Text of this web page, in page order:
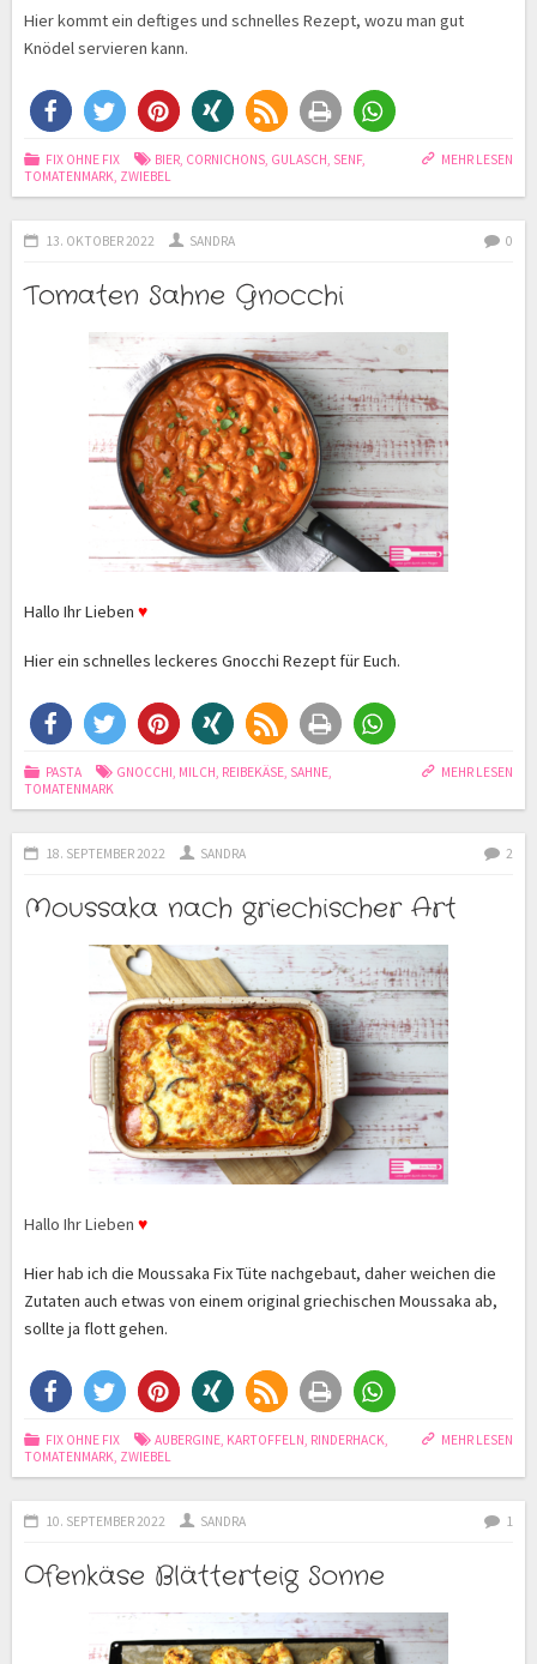
Hier kommt ein deftiges und schnelles Rezept, wozu man gut
Knödel servieren kann.
MEHR LESEN
FIX OHNE FIX BIER, CORNICHONS, GULASCH, SENF,
TOMATENMARK, ZWIEBEL
13. OKTOBER 2022 SANDRA 0
Tomaten Sahne Gnocchi
Hallo Ihr Lieben ♥
Hier ein schnelles leckeres Gnocchi Rezept für Euch.
MEHR LESEN
PASTA GNOCCHI, MILCH, REIBEKÄSE, SAHNE,
TOMATENMARK
18. SEPTEMBER 2022 SANDRA 2
Moussaka nach griechischer Art
Hallo Ihr Lieben ♥
Hier hab ich die Moussaka Fix Tüte nachgebaut, daher weichen die
Zutaten auch etwas von einem original griechischen Moussaka ab,
sollte ja flott gehen.
MEHR LESEN
FIX OHNE FIX AUBERGINE, KARTOFFELN, RINDERHACK,
TOMATENMARK, ZWIEBEL
10. SEPTEMBER 2022 SANDRA 1
Ofenkäse Blätterteig Sonne